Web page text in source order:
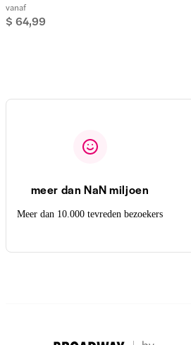
vanaf
$ 64,99
meer dan NaN miljoen
Meer dan 10.000 tevreden bezoekers